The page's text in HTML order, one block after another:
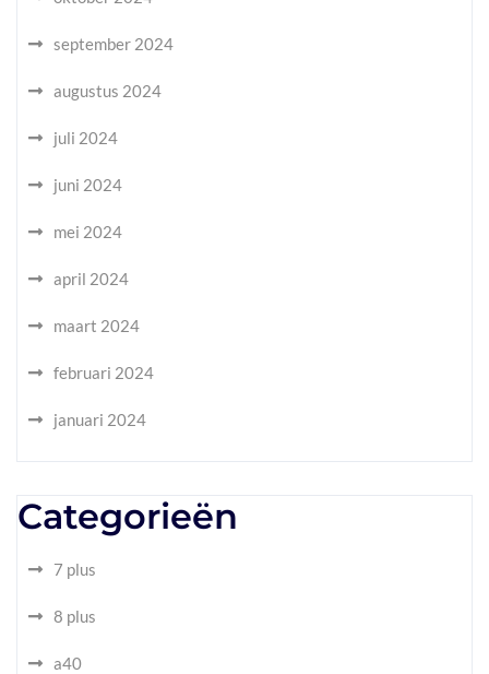
september 2024
augustus 2024
juli 2024
juni 2024
mei 2024
april 2024
maart 2024
februari 2024
januari 2024
Categorieën
7 plus
8 plus
a40